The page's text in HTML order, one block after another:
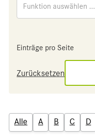
Funktion auswählen ...
Einträge pro Seite
Zurücksetzen
Alle A B C D